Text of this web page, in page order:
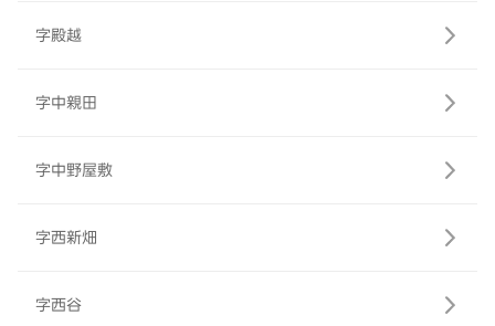
字殿越
字中親田
字中野屋敷
字西新畑
字西谷